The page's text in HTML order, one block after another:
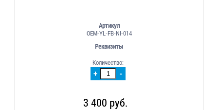
Артикул
OEM-YL-FB-NI-014
Реквизиты
+ -
Количество:
3 400 руб.